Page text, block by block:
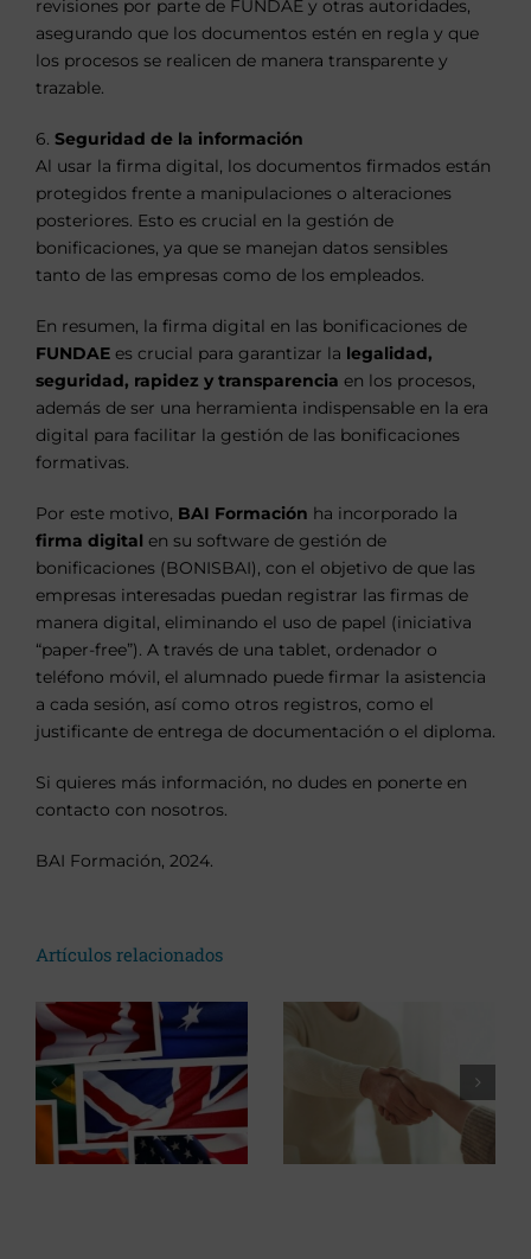
revisiones por parte de FUNDAE y otras autoridades,
asegurando que los documentos estén en regla y que
los procesos se realicen de manera transparente y
trazable.
6. Seguridad de la información
Al usar la firma digital, los documentos firmados están
protegidos frente a manipulaciones o alteraciones
posteriores. Esto es crucial en la gestión de
bonificaciones, ya que se manejan datos sensibles
tanto de las empresas como de los empleados.
En resumen, la firma digital en las bonificaciones de
FUNDAE es crucial para garantizar la legalidad,
seguridad, rapidez y transparencia en los procesos,
además de ser una herramienta indispensable en la era
digital para facilitar la gestión de las bonificaciones
formativas.
Por este motivo, BAI Formación ha incorporado la
firma digital en su software de gestión de
bonificaciones (BONISBAI), con el objetivo de que las
empresas interesadas puedan registrar las firmas de
manera digital, eliminando el uso de papel (iniciativa
“paper-free”). A través de una tablet, ordenador o
teléfono móvil, el alumnado puede firmar la asistencia
a cada sesión, así como otros registros, como el
justificante de entrega de documentación o el diploma.
Si quieres más información, no dudes en ponerte en
contacto con nosotros.
BAI Formación, 2024.
Artículos relacionados